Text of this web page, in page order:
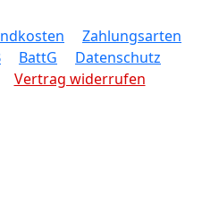
Zahlungsarten
BattG
Datenschutz
Vertrag widerrufen